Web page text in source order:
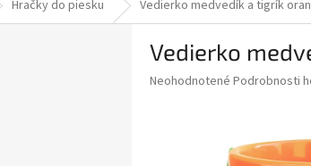
Hračky do piesku Vedierko medvedík a tigrík
Vedierko
Priemerné
Neohodnotené Podrobnosti